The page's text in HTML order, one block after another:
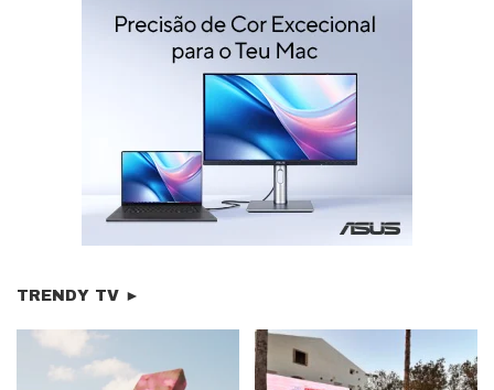
TRENDY TV ►